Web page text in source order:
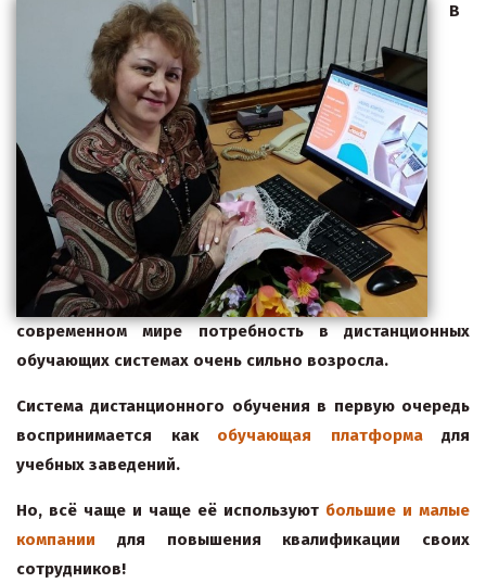
В
современном мире потребность в дистанционных
обучающих системах очень сильно возросла.
Система дистанционного обучения в первую очередь
воспринимается как обучающая платформадля
учебных заведений.
Но, всё чаще и чаще её используют большие и малые
компании
для повышения квалификации своих
сотрудников!